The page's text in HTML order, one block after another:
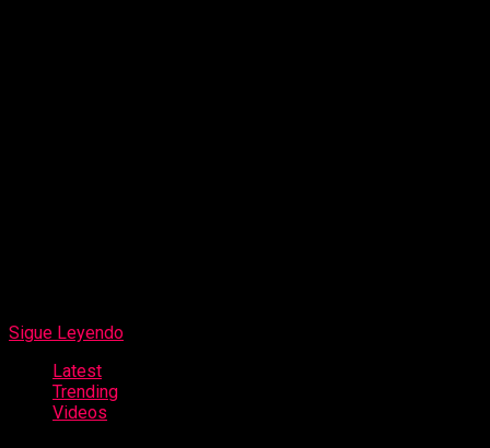
Sigue Leyendo
Latest
Trending
Videos